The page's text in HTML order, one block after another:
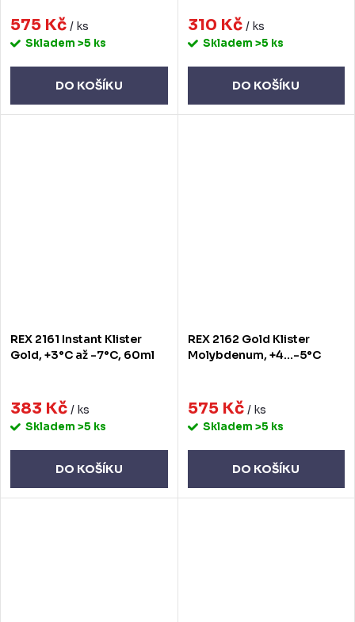
575 Kč / ks
Skladem >5 ks
DO KOŠÍKU
310 Kč / ks
Skladem >5 ks
DO KOŠÍKU
REX 2161 Instant Klister
Gold, +3°C až -7°C, 60ml
383 Kč / ks
Skladem >5 ks
DO KOŠÍKU
REX 2162 Gold Klister
Molybdenum, +4…-5°C
575 Kč / ks
Skladem >5 ks
DO KOŠÍKU